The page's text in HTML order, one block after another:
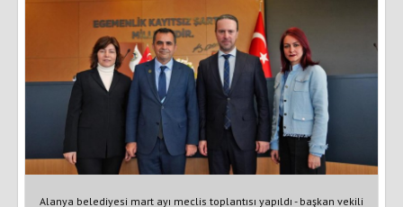
Alanya belediyesi mart ayı meclis toplantısı yapıldı - başkan vekili